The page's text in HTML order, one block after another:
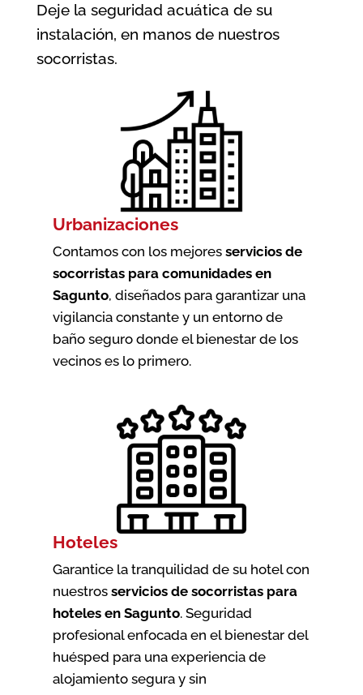
Deje la seguridad acuática de su
instalación, en manos de nuestros
socorristas.
Urbanizaciones
Contamos con los mejores servicios de
socorristas para comunidades en
Sagunto, diseñados para garantizar una
vigilancia constante y un entorno de
baño seguro donde el bienestar de los
vecinos es lo primero.
Hoteles
Garantice la tranquilidad de su hotel con
nuestros servicios de socorristas para
hoteles en Sagunto. Seguridad
profesional enfocada en el bienestar del
huésped para una experiencia de
alojamiento segura y sin